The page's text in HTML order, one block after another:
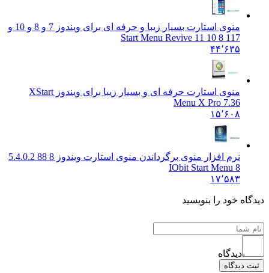
منوی استارت بسیار زیبا و حرفه ای برای ویندوز 7 و 8 و 10 و
11 7 8 10 11 Start Menu Revive
۴۴٬۶۳۵
منوی استارت حرفه ای و بسیار زیبا برای ویندوز X Start
Menu X Pro 7.36
۱۵٬۶۰۸
نرم افزار منوی برگرداندن منوی استارت ویندوز 8 8
8 5.4.0.2
IObit Start Menu 8
۱۷٬۵۸۳
دیدگاه خود را بنویسید
دیدگاه
ثبت دیدگاه